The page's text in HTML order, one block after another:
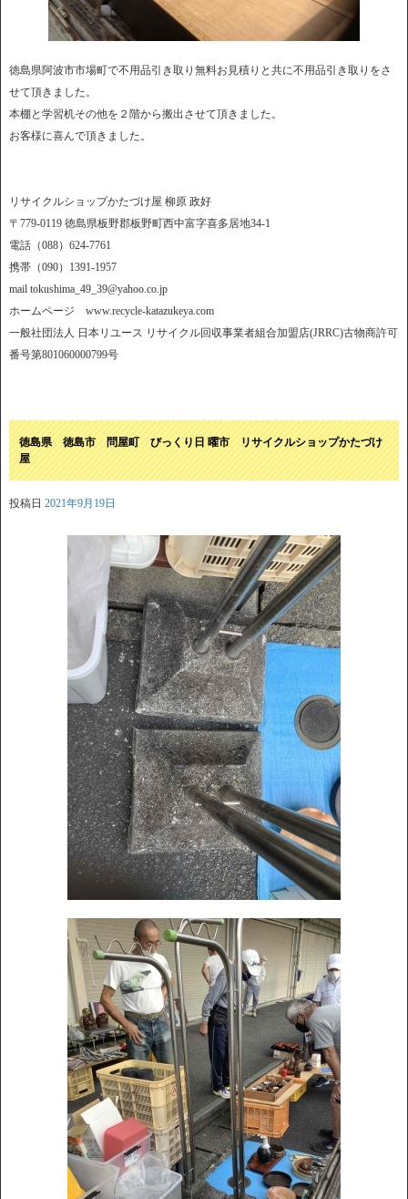
徳島県阿波市市場町で不用品引き取り無料お見積りと共に不用品引き取りをさ
せて頂きました。
本棚と学習机その他を２階から搬出させて頂きました。
お客様に喜んで頂きました。
リサイクルショップかたづけ屋 柳原 政好
〒779-0119 徳島県板野郡板野町西中富字喜多居地34-1
電話（088）624-7761
携帯（090）1391-1957
mail tokushima_49_39@yahoo.co.jp
ホームページ www.recycle-katazukeya.com
一般社団法人 日本リユース リサイクル回収事業者組合加盟店(JRRC)古物商許可
番号第801060000799号
徳島県 徳島市 問屋町 びっくり日 曜市 リサイクルショップかたづけ
屋
投稿日 2021年9月19日